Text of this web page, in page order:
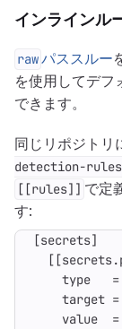
インラインル
rawパススルー
を使用してデフ
できます。
同じリポジトリ
detection-
[[rules]] で定
す:
[secrets]
[[secrets.
type
=
target =
value
=